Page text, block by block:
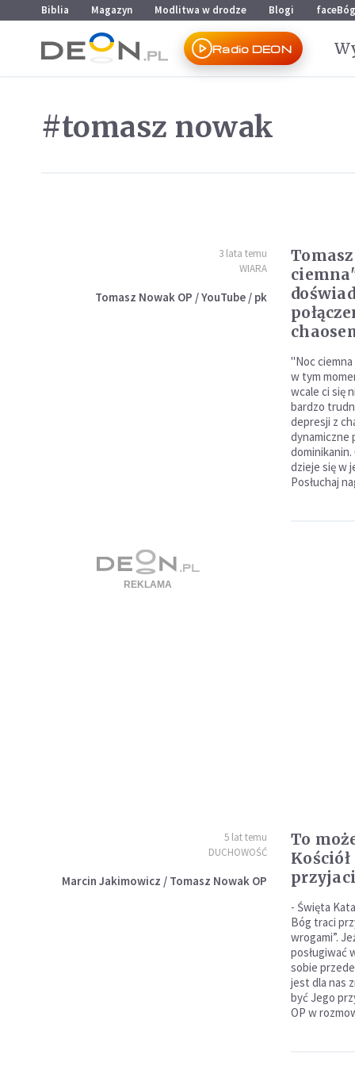
Przejdź do menu głównego
Przejdź do treści
Biblia Magazyn Modlitwa w drodze Blogi faceBóg
Radio DEON
#tomasz nowak
3 lata temu
WIARA
Tomasz Nowak OP / YouTube / pk
"Noc
w tym
wcale ci się
bardzo
depresji z
dynamiczne
dzieje się w
Posłuchaj
5 lat temu
DUCHOWOŚĆ
Marcin Jakimowicz / Tomasz Nowak OP
To
- Święta
Bóg traci
wrogami”.
posługiwać
sobie
jest dla nas
być Jego
OP w